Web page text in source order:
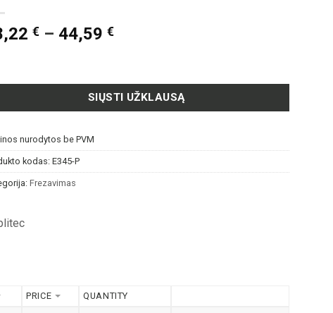
€– 44,59 €
SIŲSTI UŽKLAUSĄ
nurodytos be PVM
kodas:E345-P
Frezavimas
PRICE QUANTITY